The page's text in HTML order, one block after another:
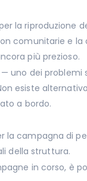
la riproduzione
comunitarie e
più prezioso.
dei
esiste
a bordo.
campagna di
della struttura.
in corso, è